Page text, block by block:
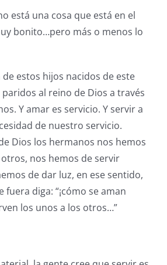
está una cosa que está en el
bonito…pero más o menos lo
de estos hijos nacidos de este
paridos al reino de Dios a través
Y amar es servicio. Y servir a
de nuestro servicio.
Dios los hermanos nos hemos
nos hemos de servir
de dar luz, en ese sentido,
fuera diga: “¡cómo se aman
los unos a los otros…”